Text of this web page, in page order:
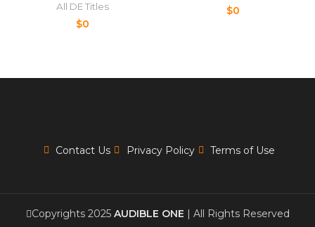
All DE Titles
$0
$0
Contact Us Privacy Policy Terms of Use
Copyrights 2025 AUDIBLE ONE | All Rights Reserved